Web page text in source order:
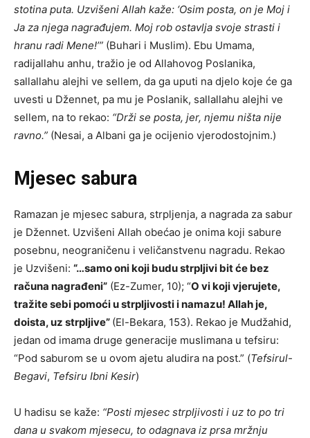
stotina puta. Uzvišeni Allah kaže: ‘Osim posta, on je Moj i
Ja za njega nagrađujem. Moj rob ostavlja svoje strasti i
hranu radi Mene!’” (Buhari i Muslim). Ebu Umama,
radijallahu anhu, tražio je od Allahovog Poslanika,
sallallahu alejhi ve sellem, da ga uputi na djelo koje će ga
uvesti u Džennet, pa mu je Poslanik, sallallahu alejhi ve
sellem, na to rekao: “Drži se posta, jer, njemu ništa nije
ravno.” (Nesai, a Albani ga je ocijenio vjerodostojnim.)
Mjesec sabura
Ramazan je mjesec sabura, strpljenja, a nagrada za sabur
je Džennet. Uzvišeni Allah obećao je onima koji sabure
posebnu, neograničenu i veličanstvenu nagradu. Rekao
je Uzvišeni: “…samo oni koji budu strpljivi bit će bez
računa nagrađeni” (Ez-Zumer, 10); “O vi koji vjerujete,
tražite sebi pomoći u strpljivosti i namazu! Allah je,
doista, uz strpljive” (El-Bekara, 153). Rekao je Mudžahid,
jedan od imama druge generacije muslimana u tefsiru:
“Pod saburom se u ovom ajetu aludira na post.” (Tefsirul-
Begavi, Tefsiru Ibni Kesir)
U hadisu se kaže: “Posti mjesec strpljivosti i uz to po tri
dana u svakom mjesecu, to odagnava iz prsa mržnju